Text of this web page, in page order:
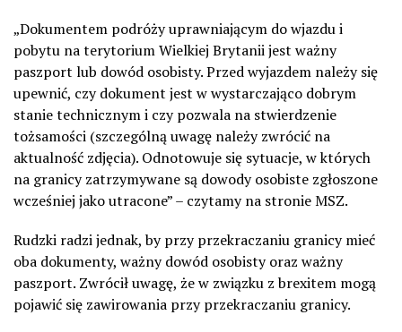
„Dokumentem podróży uprawniającym do wjazdu i
pobytu na terytorium Wielkiej Brytanii jest ważny
paszport lub dowód osobisty. Przed wyjazdem należy się
upewnić, czy dokument jest w wystarczająco dobrym
stanie technicznym i czy pozwala na stwierdzenie
tożsamości (szczególną uwagę należy zwrócić na
aktualność zdjęcia). Odnotowuje się sytuacje, w których
na granicy zatrzymywane są dowody osobiste zgłoszone
wcześniej jako utracone” – czytamy na stronie MSZ.
Rudzki radzi jednak, by przy przekraczaniu granicy mieć
oba dokumenty, ważny dowód osobisty oraz ważny
paszport. Zwrócił uwagę, że w związku z brexitem mogą
pojawić się zawirowania przy przekraczaniu granicy.